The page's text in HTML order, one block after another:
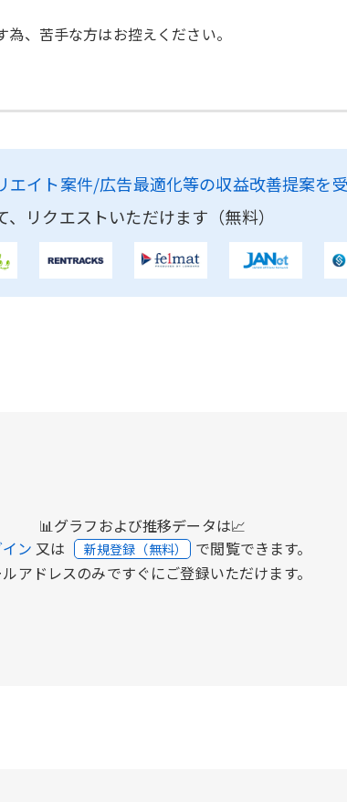
、苦手な方はお控えください。
エイト案件/広告最適化等の収益改善提案を
リクエストいただけます（無料）
📊グラフおよび推移データは📈
ン 又は 新規登録（無料） で閲覧できます。
ルアドレスのみですぐにご登録いただけます。